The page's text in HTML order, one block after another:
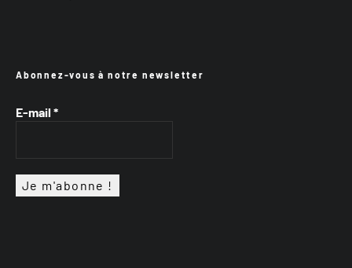
Abonnez-vous à notre newsletter
E-mail *